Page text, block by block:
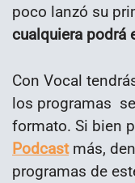
poco lanzó su
cualquiera podrá
Con Vocal
los programas
formato. Si bien
Podcastmás,
programas de